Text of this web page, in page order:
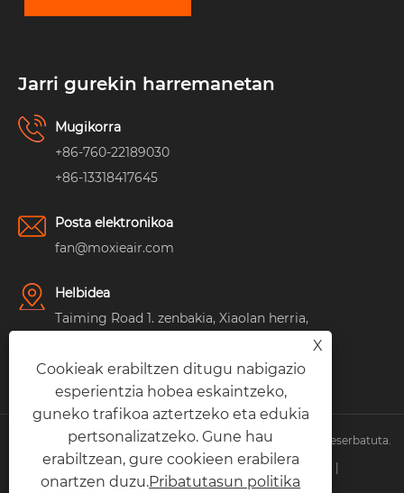
Jarri gurekin harremanetan
Mugikorra
+86-760-22189030
+86-13318417645
Posta elektronikoa
fan@moxieair.com
Helbidea
Taiming Road 1. zenbakia, Xiaolan herria,
Txina
Copyright © 2026 Moxie Tech Co., Ltd. Eskubide guztiak erreserbatuta.
Links | Sitemap | RSS | XML | Pribatutasun politika |
X
Cookieak erabiltzen ditugu nabigazio
esperientzia hobea eskaintzeko,
guneko trafikoa aztertzeko eta edukia
pertsonalizatzeko. Gune hau
erabiltzean, gure cookieen erabilera
onartzen duzu.Pribatutasun politika